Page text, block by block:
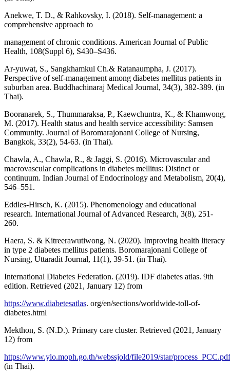
Anekwe, T. D., & Rahkovsky, I. (2018). Self-management: a
comprehensive approach to
management of chronic conditions. American Journal of Public
Health, 108(Suppl 6), S430–S436.
Ar-yuwat, S., Sangkhamkul Ch.& Ratanaumpha, J. (2017).
Perspective of self-management among diabetes mellitus patients in
suburban area. Buddhachinaraj Medical Journal, 34(3), 382-389. (in
Thai).
Booranarek, S., Thummaraksa, P., Kaewchuntra, K., & Khamwong,
M. (2017). Health status and health service accessibility: Samsen
Community. Journal of Boromarajonani College of Nursing,
Bangkok, 33(2), 54-63. (in Thai).
Chawla, A., Chawla, R., & Jaggi, S. (2016). Microvascular and
macrovascular complications in diabetes mellitus: Distinct or
continuum. Indian Journal of Endocrinology and Metabolism, 20(4),
546–551.
Eddles-Hirsch, K. (2015). Phenomenology and educational
research. International Journal of Advanced Research, 3(8), 251-
260.
Haera, S. & Kitreerawutiwong, N. (2020). Improving health literacy
in type 2 diabetes mellitus patients. Boromarajonani College of
Nursing, Uttaradit Journal, 11(1), 39-51. (in Thai).
International Diabetes Federation. (2019). IDF diabetes atlas. 9th
edition. Retrieved (2021, January 12) from
https://www.diabetesatlas. org/en/sections/worldwide-toll-of-
diabetes.html
Mekthon, S. (N.D.). Primary care cluster. Retrieved (2021, January
12) from
https://www.ylo.moph.go.th/webssjold/file2019/star/process_PCC.pdf
(in Thai).